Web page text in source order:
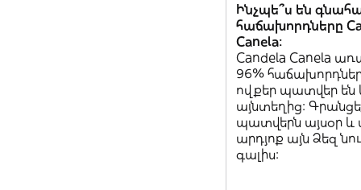
Ինչպե՞ս են
հաճախորդները
Canela:
Candela Canela
96%
ովքեր պատվեր են
այնտեղից:
պատվերն այսօր և
արդյոք այն Ձեզ
գալիս: